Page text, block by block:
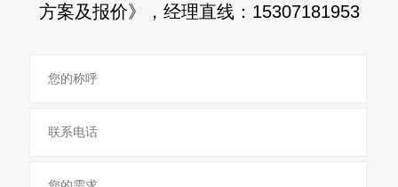
方案及报价》，经理直线： 15307181953